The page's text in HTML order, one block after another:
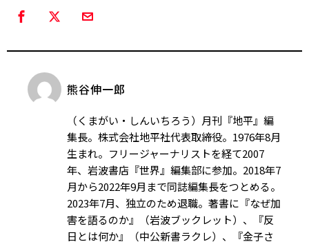
熊谷伸一郎
（くまがい・しんいちろう）月刊『地平』編
集長。株式会社地平社代表取締役。1976年8月
生まれ。フリージャーナリストを経て2007
年、岩波書店『世界』編集部に参加。2018年7
月から2022年9月まで同誌編集長をつとめる。
2023年7月、独立のため退職。著書に『なぜ加
害を語るのか』（岩波ブックレット）、『反
日とは何か』（中公新書ラクレ）、『金子さ